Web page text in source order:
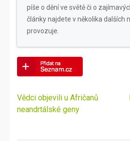
píše o dění ve světě či o
články najdete v několika dalších
provozuje.
Navigace
pro
Vědci objevili u Afričanů
neandrtálské geny